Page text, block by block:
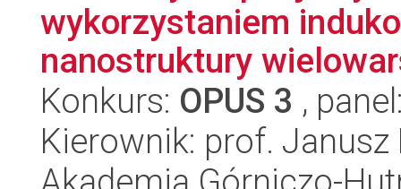
wykorzystaniem
nanostruktury
Konkurs: OPUS 3 ,
Kierownik: prof. Janusz